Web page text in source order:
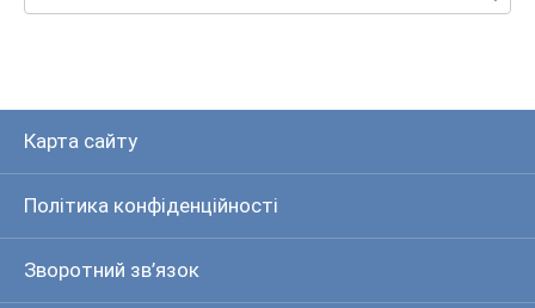
Карта сайту
Політика конфіденційності
Зворотний зв’язок